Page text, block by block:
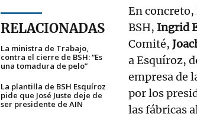
RELACIONADAS
La ministra de Trabajo,
contra el cierre de BSH: “Es
una tomadura de pelo”
La plantilla de BSH Esquíroz
pide que José Juste deje de
ser presidente de AIN
En concreto,
BSH, Ingrid
Comité,
a Esquíroz,
empresa de
por los
las fábricas